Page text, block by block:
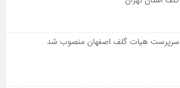
سرپرست هیات گلف اصفهان منصوب شد